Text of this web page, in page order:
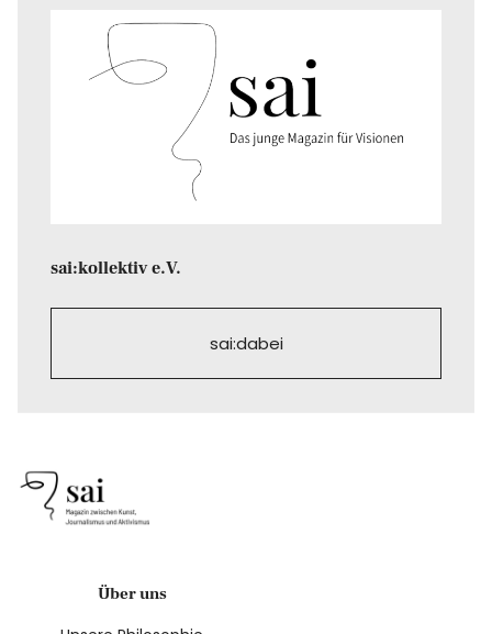
sai:kollektiv e.V.
sai:dabei
Über uns